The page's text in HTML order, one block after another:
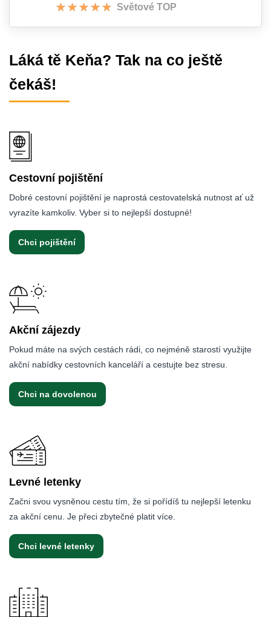
Světové TOP
Láká tě Keňa? Tak na co ještě
čekáš!
Cestovní pojištění
Dobré cestovní pojištění je naprostá cestovatelská nutnost ať už
vyrazíte kamkoliv. Vyber si to nejlepší dostupné!
Chci pojištění
Akční zájezdy
Pokud máte na svých cestách rádi, co nejméně starostí využijte
akční nabídky cestovních kanceláří a cestujte bez stresu.
Chci na dovolenou
Levné letenky
Začni svou vysněnou cestu tím, že si pořídíš tu nejlepší letenku
za akční cenu. Je přeci zbytečné platit více.
Chci levné letenky